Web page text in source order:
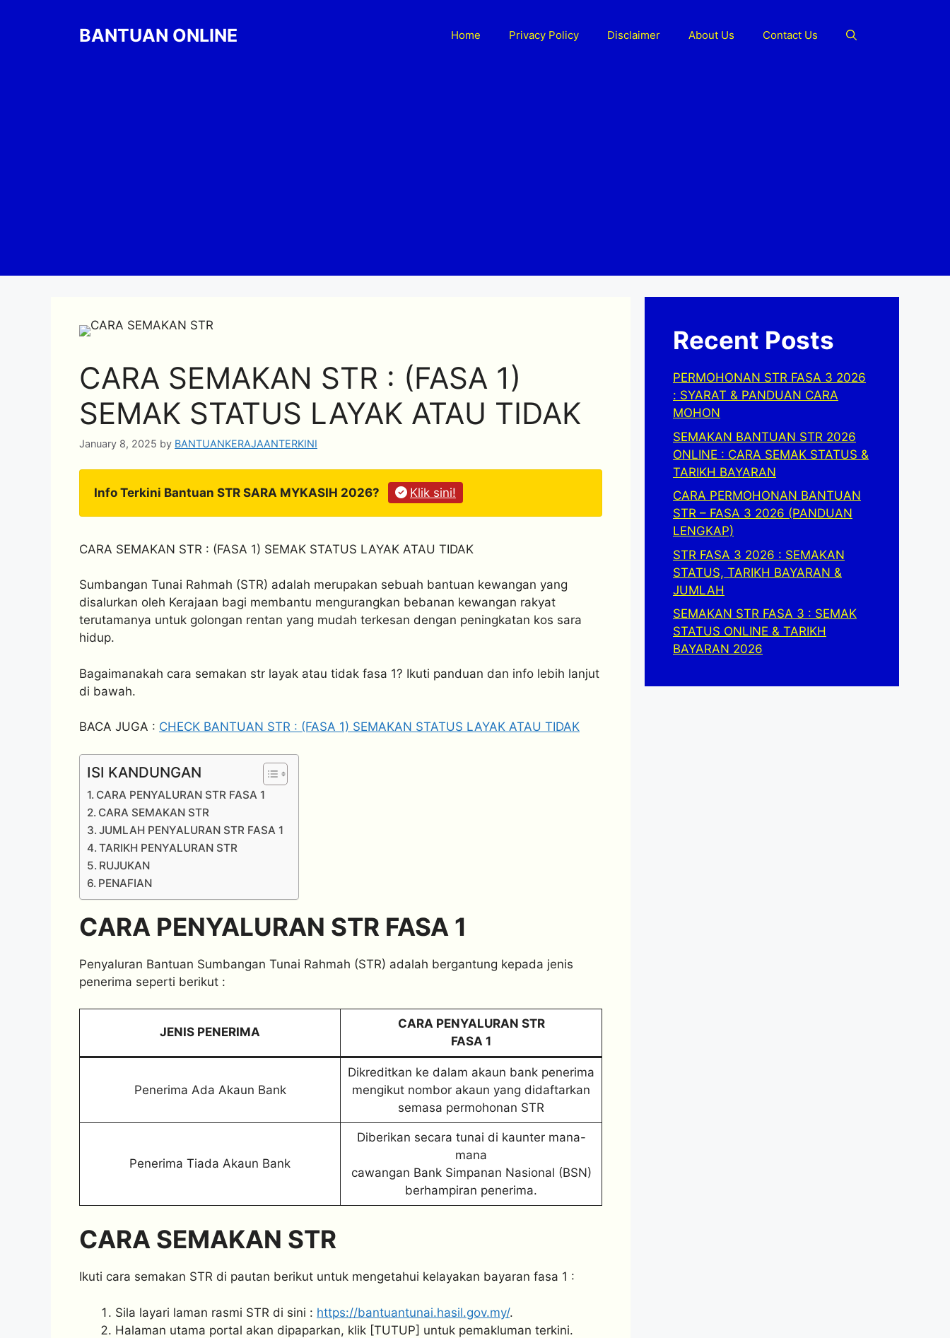
BANTUAN ONLINE Home Privacy Policy Disclaimer About Us Contact Us
CARA SEMAKAN STR : (FASA 1)
SEMAK STATUS LAYAK ATAU TIDAK
January 8, 2025 by BANTUANKERAJAANTERKINI
Info Terkini Bantuan STR SARA MYKASIH 2026? Klik sini!
CARA SEMAKAN STR : (FASA 1) SEMAK STATUS LAYAK ATAU TIDAK
Sumbangan Tunai Rahmah (STR) adalah merupakan sebuah bantuan kewangan yang
disalurkan oleh Kerajaan bagi membantu mengurangkan bebanan kewangan rakyat
terutamanya untuk golongan rentan yang mudah terkesan dengan peningkatan kos sara
hidup.
Bagaimanakah cara semakan str layak atau tidak fasa 1? Ikuti panduan dan info lebih lanjut
di bawah.
BACA JUGA : CHECK BANTUAN STR : (FASA 1) SEMAKAN STATUS LAYAK ATAU TIDAK
ISI KANDUNGAN
CARA PENYALURAN STR FASA 1
CARA SEMAKAN STR
JUMLAH PENYALURAN STR FASA 1
TARIKH PENYALURAN STR
RUJUKAN
PENAFIAN
CARA PENYALURAN STR FASA 1
Penyaluran Bantuan Sumbangan Tunai Rahmah (STR) adalah bergantung kepada jenis
penerima seperti berikut :
JENIS PENERIMA
CARA PENYALURAN STR
FASA 1
Penerima Ada Akaun Bank
Dikreditkan ke dalam akaun bank penerima
mengikut nombor akaun yang didaftarkan
semasa permohonan STR
Penerima Tiada Akaun Bank
Diberikan secara tunai di kaunter mana-
mana
cawangan Bank Simpanan Nasional (BSN)
berhampiran penerima.
CARA SEMAKAN STR
Ikuti cara semakan STR di pautan berikut untuk mengetahui kelayakan bayaran fasa 1 :
Sila layari laman rasmi STR di sini : https://bantuantunai.hasil.gov.my/.
Halaman utama portal akan dipaparkan, klik [TUTUP] untuk pemakluman terkini.
Recent Posts
PERMOHONAN STR FASA 3 2026
: SYARAT & PANDUAN CARA
MOHON
SEMAKAN BANTUAN STR 2026
ONLINE : CARA SEMAK STATUS &
TARIKH BAYARAN
CARA PERMOHONAN BANTUAN
STR – FASA 3 2026 (PANDUAN
LENGKAP)
STR FASA 3 2026 : SEMAKAN
STATUS, TARIKH BAYARAN &
JUMLAH
SEMAKAN STR FASA 3 : SEMAK
STATUS ONLINE & TARIKH
BAYARAN 2026